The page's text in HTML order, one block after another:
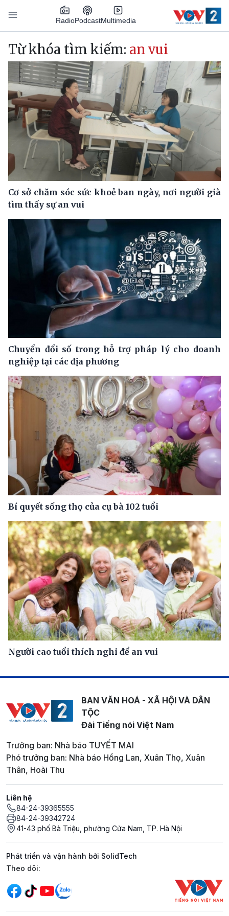
Nhảy đến nội dung
RadioPodcastMultimedia
Main navigation
Từ khóa tìm kiếm: an vui
Cơ sở chăm sóc sức khoẻ ban ngày, nơi người già
tìm thấy sự an vui
Chuyển đổi số trong hỗ trợ pháp lý cho doanh
nghiệp tại các địa phương
Bí quyết sống thọ của cụ bà 102 tuổi
Người cao tuổi thích nghi để an vui
BAN VĂN HOÁ - XÃ HỘI VÀ DÂN
TỘC
Đài Tiếng nói Việt Nam
Trưởng ban: Nhà báo TUYẾT MAI
Phó trưởng ban: Nhà báo Hồng Lan, Xuân Thọ, Xuân
Thân, Hoài Thu
Liên hệ
84-24-39365555
84-24-39342724
41-43 phố Bà Triệu, phường Cửa Nam, TP. Hà Nội
Phát triển và vận hành bởi SolidTech
Mạng xã hội
Theo dõi: